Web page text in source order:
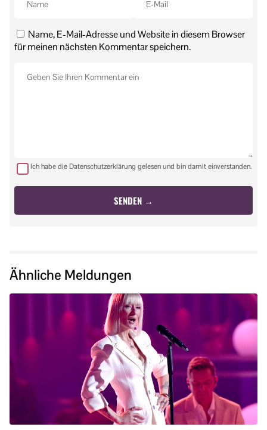
Name, E-Mail-Adresse und Website in diesem Browser
für meinen nächsten Kommentar speichern.
Ich habe die Datenschutzerklärung gelesen und bin damit einverstanden.
Ähnliche Meldungen